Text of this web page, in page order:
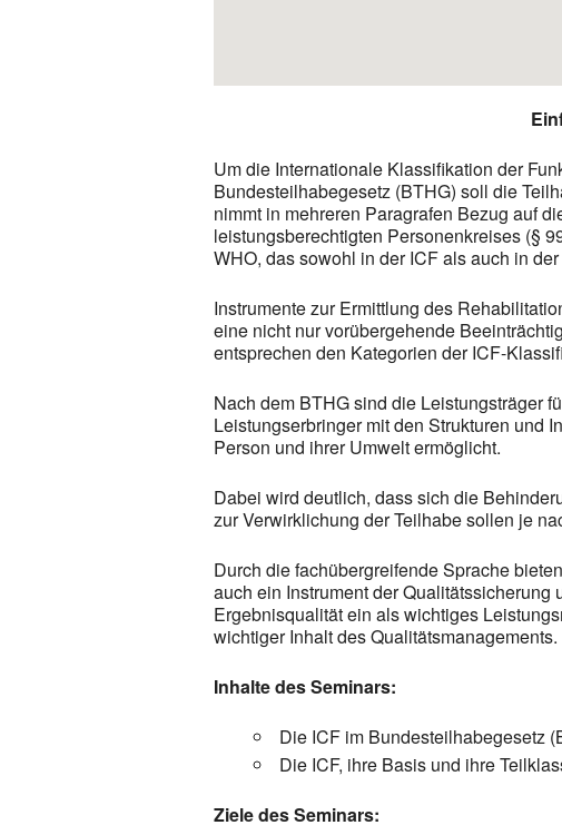
Um die Internationale Klassifikation der
Bundesteilhabegesetz (BTHG) soll die
nimmt in mehreren Paragrafen Bezug auf
leistungsberechtigten Personenkreises (§
WHO, das sowohl in der ICF als auch in
Instrumente zur Ermittlung des
eine nicht nur vorübergehende
entsprechen den Kategorien der ICF-
Nach dem BTHG sind die Leistungsträger
Leistungserbringer mit den Strukturen und
Person und ihrer Umwelt ermöglicht.
Dabei wird deutlich, dass sich die
zur Verwirklichung der Teilhabe sollen je
Durch die fachübergreifende Sprache
auch ein Instrument der
Ergebnisqualität ein als wichtiges
wichtiger Inhalt des Qualitätsmanagements.
Inhalte des Seminars:
Die ICF im Bundesteilhabegesetz
Die ICF, ihre Basis und ihre
Ziele des Seminars: